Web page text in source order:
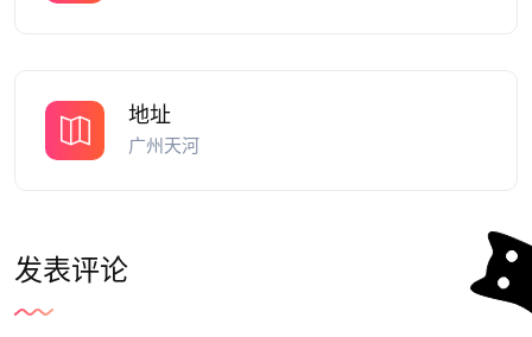
地址
广州天河
发表评论